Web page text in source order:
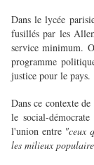
Dans le lycée
fusillés par les
service minimum.
programme
justice pour le pays.
Dans ce contexte
le social-
l'union entre "ceux
les milieux